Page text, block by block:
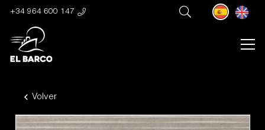
+34 964 600 147
Volver